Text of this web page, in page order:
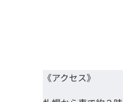
《アクセス》